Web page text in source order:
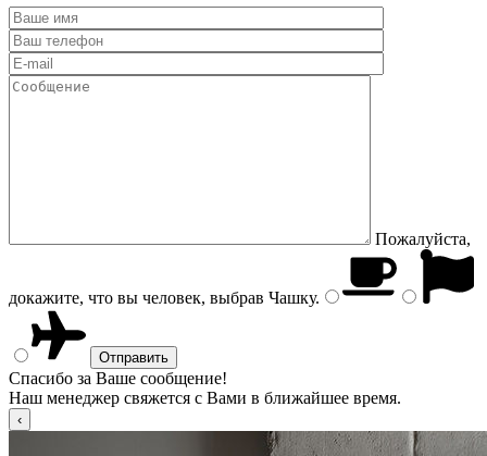
Пожалуйста,
докажите, что вы человек, выбрав Чашку.
Спасибо за Ваше сообщение!
Наш менеджер свяжется с Вами в ближайшее время.